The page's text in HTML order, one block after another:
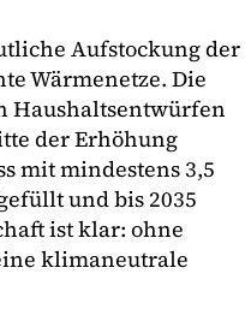
Aufstockung der
Wärmenetze. Die
Haushaltsentwürfen
der Erhöhung
mit mindestens 3,5
und bis 2035
ist klar: ohne
klimaneutrale